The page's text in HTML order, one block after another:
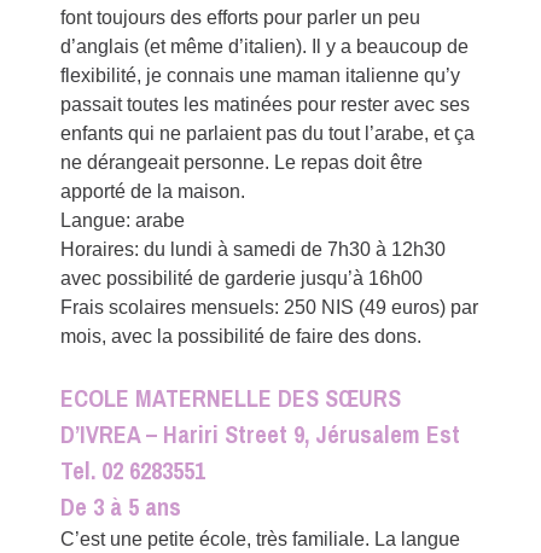
font toujours des efforts pour parler un peu
d’anglais (et même d’italien). Il y a beaucoup de
flexibilité, je connais une maman italienne qu’y
passait toutes les matinées pour rester avec ses
enfants qui ne parlaient pas du tout l’arabe, et ça
ne dérangeait personne. Le repas doit être
apporté de la maison.
Langue: arabe
Horaires: du lundi à samedi de 7h30 à 12h30
avec possibilité de garderie jusqu’à 16h00
Frais scolaires mensuels: 250 NIS (49 euros) par
mois, avec la possibilité de faire des dons.
ECOLE MATERNELLE DES SŒURS
D’IVREA – Hariri Street 9, Jérusalem Est
Tel. 02 6283551
De 3 à 5 ans
C’est une petite école, très familiale. La langue